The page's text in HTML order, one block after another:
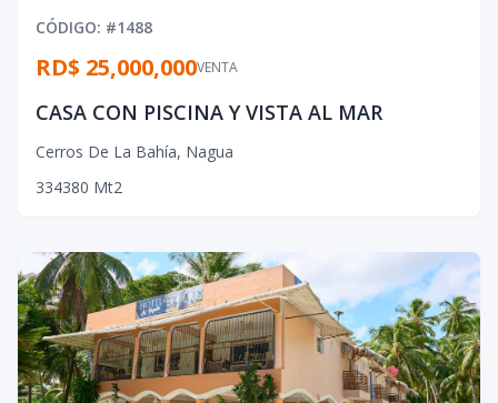
CÓDIGO: #1488
VENTA
RD$ 25,000,000
CASA CON PISCINA Y VISTA AL MAR
Cerros De La Bahía, Nagua
334380 Mt2